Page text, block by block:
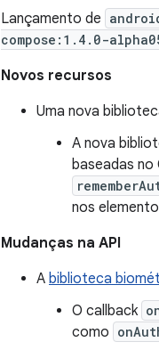
Lançamento de
compose:1.4.0-
Novos recursos
Uma nova
A nova
baseadas no
nos
Mudanças na API
A biblioteca
O callback
como